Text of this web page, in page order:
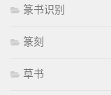
篆书识别
篆刻
草书